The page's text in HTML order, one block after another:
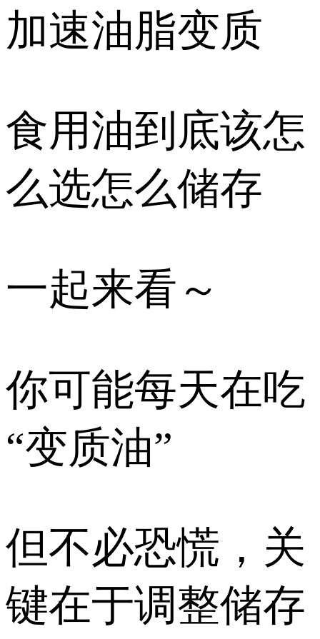
加速油脂变质
食用油到底该怎
么选怎么储存
一起来看～
你可能每天在吃
“变质油”
但不必恐慌，关
键在于调整储存